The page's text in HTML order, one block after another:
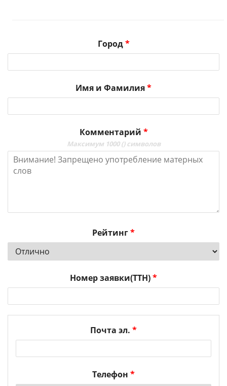
Город*
Имя и Фамилия*
Комментарий *
Максимум 1000 () символов
Рейтинг*
Номер заявки(ТТН)*
Почта эл. *
Телефон *